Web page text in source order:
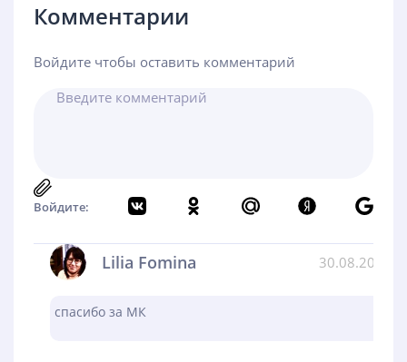
Комментарии
Войдите чтобы оставить комментарий
Войдите:
Lilia Fomina 30.08.2024
спасибо за МК